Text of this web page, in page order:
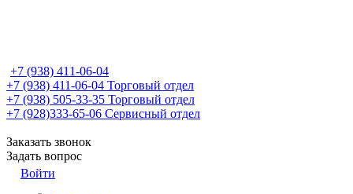
+7 (938) 411-06-04
+7 (938) 411-06-04 Торговый отдел
+7 (938) 505-33-35 Торговый отдел
+7 (928)333-65-06 Сервисный отдел
Заказать звонок
Задать вопрос
Войти